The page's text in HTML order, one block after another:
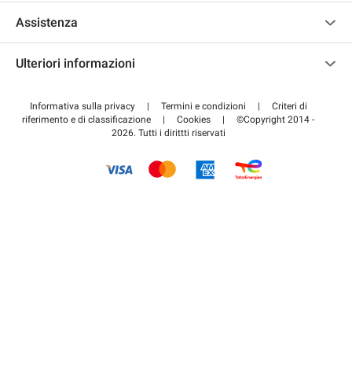
Accedi all'area partner
Assistenza
Pagare per il parcheggio FLOW
Ulteriori informazioni
Informativa sulla privacy | Termini e condizioni |
Criteri di
riferimento e di classificazione
| Cookies |
©Copyright 2014 -
2026. Tutti i dirittti riservati